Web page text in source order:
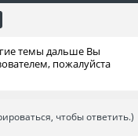
темы дальше Вы
пожалуйста
чтобы ответить.)